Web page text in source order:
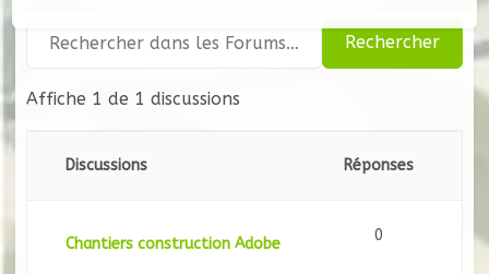
Affiche 1 de 1 discussions
Discussions Réponses
Chantiers construction Adobe 0